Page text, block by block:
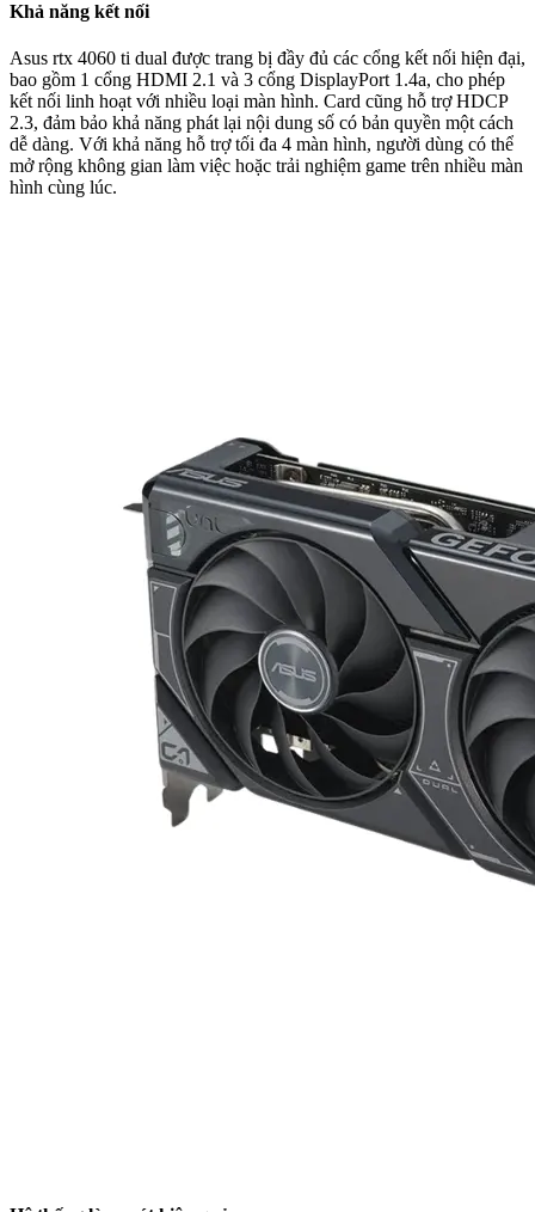
Khả năng kết nối
Asus rtx 4060 ti dual được trang bị đầy đủ các cổng kết nối hiện đại,
bao gồm 1 cổng HDMI 2.1 và 3 cổng DisplayPort 1.4a, cho phép
kết nối linh hoạt với nhiều loại màn hình. Card cũng hỗ trợ HDCP
2.3, đảm bảo khả năng phát lại nội dung số có bản quyền một cách
dễ dàng. Với khả năng hỗ trợ tối đa 4 màn hình, người dùng có thể
mở rộng không gian làm việc hoặc trải nghiệm game trên nhiều màn
hình cùng lúc.